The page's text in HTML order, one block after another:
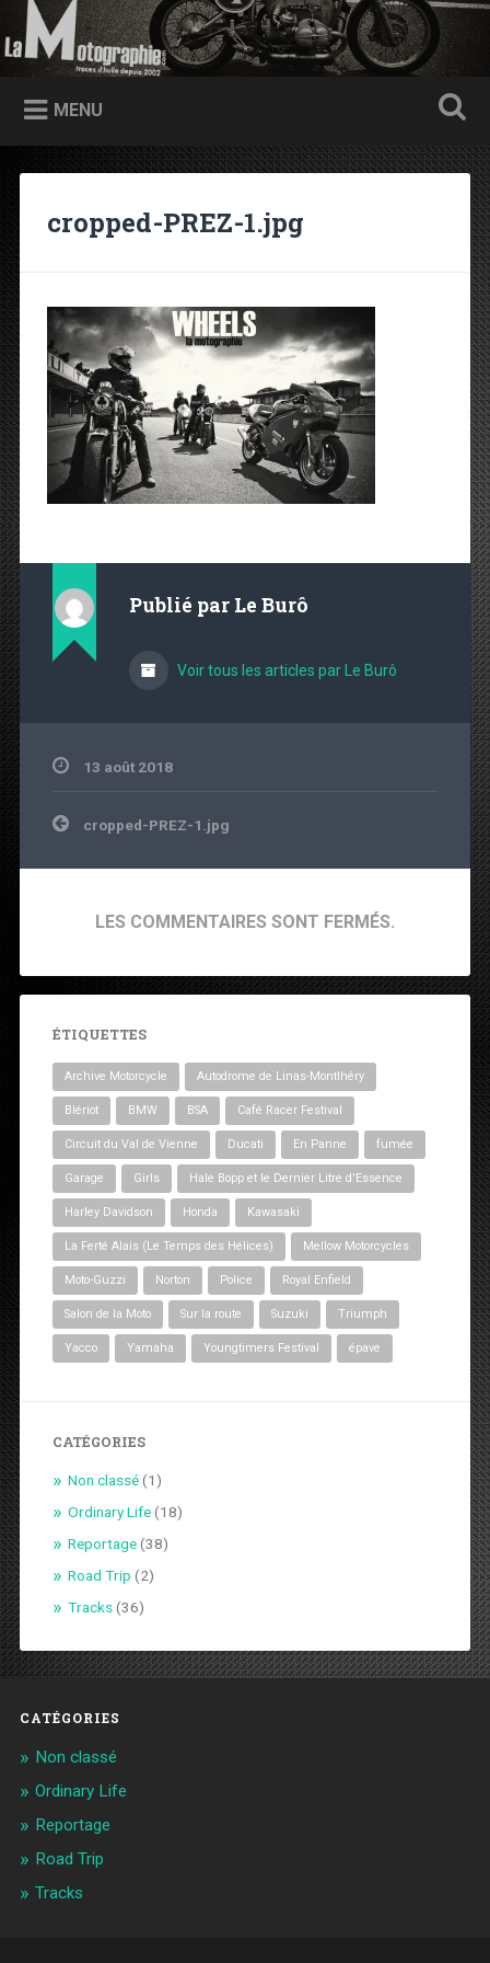
Accéder au contenu principal
Recherche
Traces d'huile depuis 2002
MENU
cropped-PREZ-1.jpg
Publié par Le Burô
Voir tous les articles par Le Burô
13 août 2018
Navigation de l’article
cropped-PREZ-1.jpg
LES COMMENTAIRES SONT FERMÉS.
ÉTIQUETTES
Archive Motorcycle Autodrome de Linas-Montlhéry
Blériot BMW BSA Café Racer Festival
Circuit du Val de Vienne Ducati En Panne fumée
Garage Girls Hale Bopp et le Dernier Litre d'Essence
Harley Davidson Honda Kawasaki
La Ferté Alais (Le Temps des Hélices) Mellow Motorcycles
Moto-Guzzi Norton Police Royal Enfield
Salon de la Moto Sur la route Suzuki Triumph
Yacco Yamaha Youngtimers Festival épave
CATÉGORIES
Non classé(1)
Ordinary Life(18)
Reportage(38)
Road Trip (2)
Tracks(36)
CATÉGORIES
Non classé
Ordinary Life
Reportage
Road Trip
Tracks